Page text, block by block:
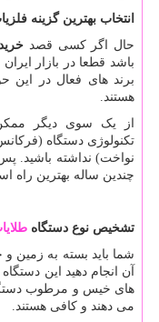
انتخاب بهترین گزینه
حال اگر کسی قصد
باشد قطعا در بازار
برند های فعال در این
هستند.
از یک سوی دیگر
تکنولوژی دستگاه
نواخت) نداشته باشید.
چندین ساله بهترین راه
تشخیص نوع دستگاه
شما باید بسته به زمین
آن انجام دهید این
های خیس و مرطوب
می دهند و کافی هستند.